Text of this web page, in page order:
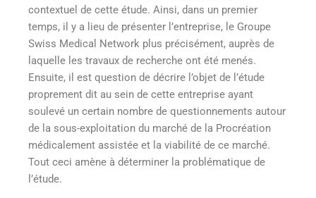
contextuel de cette étude. Ainsi, dans un premier
temps, il y a lieu de présenter l’entreprise, le Groupe
Swiss Medical Network plus précisément, auprès de
laquelle les travaux de recherche ont été menés.
Ensuite, il est question de décrire l’objet de l’étude
proprement dit au sein de cette entreprise ayant
soulevé un certain nombre de questionnements autour
de la sous-exploitation du marché de la Procréation
médicalement assistée et la viabilité de ce marché.
Tout ceci amène à déterminer la problématique de
l’étude.